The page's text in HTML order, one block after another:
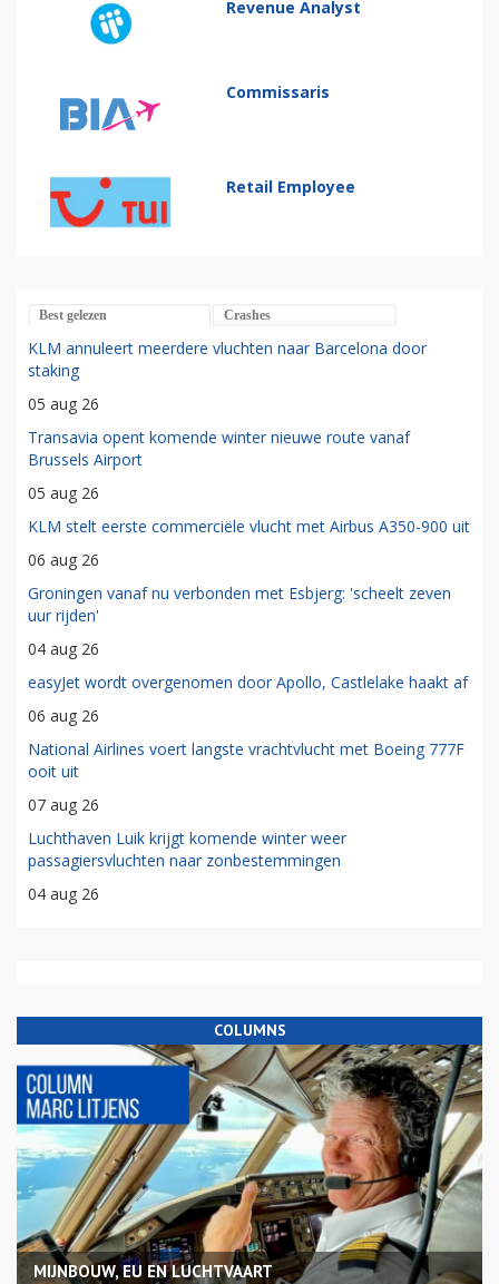
Revenue Analyst
Commissaris
Retail Employee
Best gelezen Crashes
KLM annuleert meerdere vluchten naar Barcelona door
staking
05 aug 26
Transavia opent komende winter nieuwe route vanaf
Brussels Airport
05 aug 26
KLM stelt eerste commerciële vlucht met Airbus A350-900 uit
06 aug 26
Groningen vanaf nu verbonden met Esbjerg: 'scheelt zeven
uur rijden'
04 aug 26
easyJet wordt overgenomen door Apollo, Castlelake haakt af
06 aug 26
National Airlines voert langste vrachtvlucht met Boeing 777F
ooit uit
07 aug 26
Luchthaven Luik krijgt komende winter weer
passagiersvluchten naar zonbestemmingen
04 aug 26
COLUMNS
MIJNBOUW, EU EN LUCHTVAART